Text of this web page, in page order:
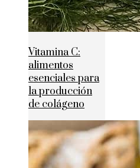
Vitamina C:
alimentos
esenciales para
la producción
de colágeno